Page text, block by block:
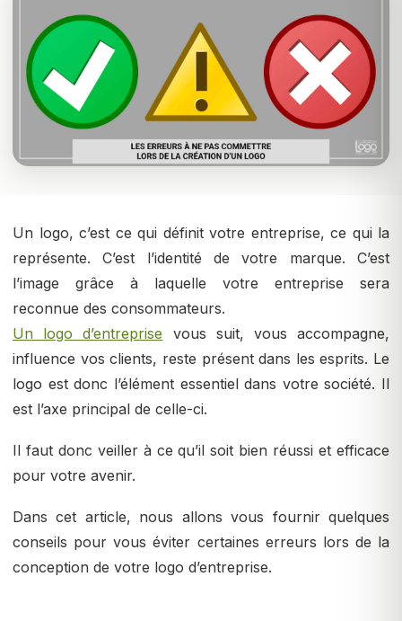
Un logo, c’est ce qui définit votre entreprise, ce qui la
représente. C’est l’identité de votre marque. C’est
l’image grâce à laquelle votre entreprise sera
reconnue des consommateurs.
Un logo d’entreprise vous suit, vous accompagne,
influence vos clients, reste présent dans les esprits. Le
logo est donc l’élément essentiel dans votre société. Il
est l’axe principal de celle-ci.
Il faut donc veiller à ce qu’il soit bien réussi et efficace
pour votre avenir.
Dans cet article, nous allons vous fournir quelques
conseils pour vous éviter certaines erreurs lors de la
conception de votre logo d’entreprise.